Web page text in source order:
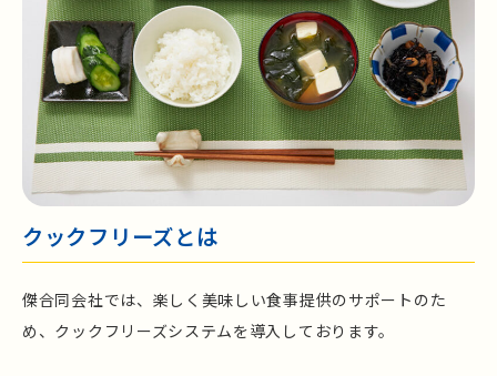
クックフリーズとは
傑合同会社では、楽しく美味しい食事提供のサポートのた
め、クックフリーズシステムを導入しております。